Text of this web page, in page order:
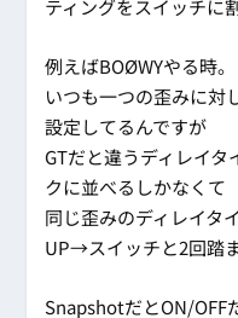
ティングをスイッチに
例えばBOØWYやる時。
いつも一つの歪みに対
設定してるんですが
GTだと違うディレイ
クに並べるしかなくて
同じ歪みのディレイタ
UP→スイッチと2回踏
SnapshotだとON/OFF